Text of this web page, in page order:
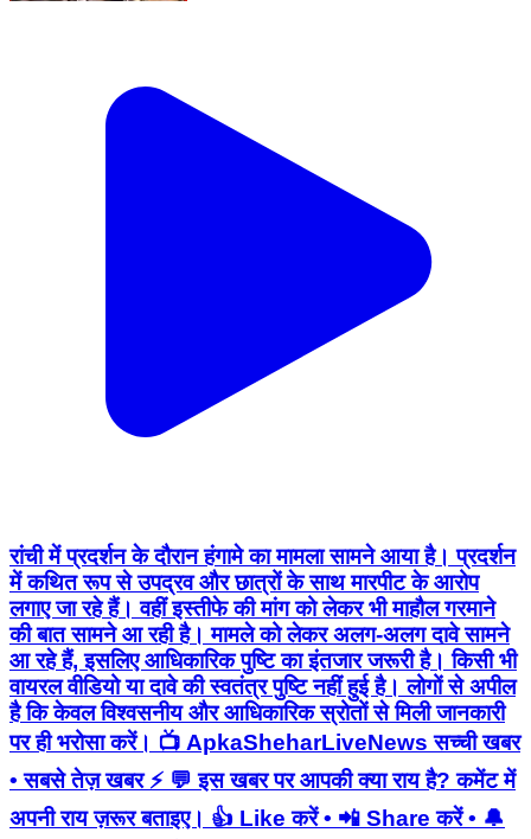
रांची में प्रदर्शन के दौरान हंगामे का मामला सामने आया है। प्रदर्शन
में कथित रूप से उपद्रव और छात्रों के साथ मारपीट के आरोप
लगाए जा रहे हैं। वहीं इस्तीफे की मांग को लेकर भी माहौल गरमाने
की बात सामने आ रही है। मामले को लेकर अलग-अलग दावे सामने
आ रहे हैं, इसलिए आधिकारिक पुष्टि का इंतजार जरूरी है। किसी भी
वायरल वीडियो या दावे की स्वतंत्र पुष्टि नहीं हुई है। लोगों से अपील
है कि केवल विश्वसनीय और आधिकारिक स्रोतों से मिली जानकारी
पर ही भरोसा करें। 📺 ApkaSheharLiveNews सच्ची खबर
• सबसे तेज़ खबर ⚡ 💬 इस खबर पर आपकी क्या राय है? कमेंट में
अपनी राय ज़रूर बताइए। 👍 Like करें • 📲 Share करें • 🔔